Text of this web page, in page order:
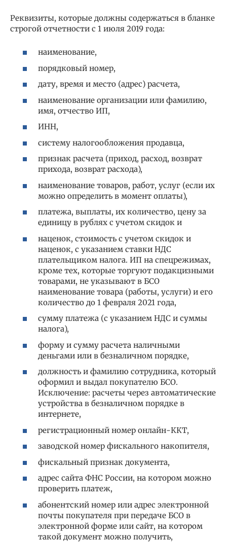
Реквизиты, которые должны содержаться в бланке
строгой отчетности c 1 июля 2019 года:
наименование,
порядковый номер,
дату, время и место (адрес) расчета,
наименование организации или фамилию,
имя, отчество ИП,
ИНН,
систему налогообложения продавца,
признак расчета (приход, расход, возврат
прихода, возврат расхода),
наименование товаров, работ, услуг (если их
можно определить в момент оплаты),
платежа, выплаты, их количество, цену за
единицу в рублях с учетом скидок и
наценок, стоимость с учетом скидок и
наценок, с указанием ставки НДС
плательщиком налога. ИП на спецрежимах,
кроме тех, которые торгуют подакцизными
товарами, не указывают в БСО
наименование товара (работы, услуги) и его
количество до 1 февраля 2021 года,
сумму платежа (с указанием НДС и суммы
налога),
форму и сумму расчета наличными
деньгами или в безналичном порядке,
должность и фамилию сотрудника, который
оформил и выдал покупателю БСО.
Исключение: расчеты через автоматические
устройства в безналичном порядке в
интернете,
регистрационный номер онлайн-ККТ,
заводской номер фискального накопителя,
фискальный признак документа,
адрес сайта ФНС России, на котором можно
проверить платеж,
абонентский номер или адрес электронной
почты покупателя при передаче БСО в
электронной форме или сайт, на котором
такой документ можно получить,